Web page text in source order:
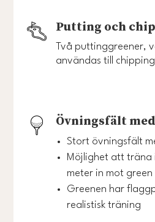
Putting och
Två puttinggreener,
användas till
Övningsfält
Stort övningsfält
Möjlighet att träna
meter in mot green
Greenen har
realistisk träning